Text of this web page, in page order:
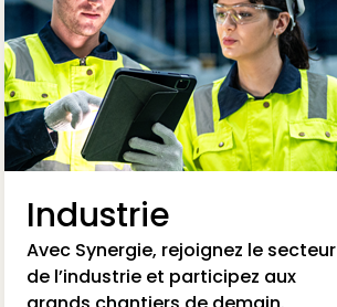
Industrie
Avec Synergie, rejoignez le secteur
de l’industrie et participez aux